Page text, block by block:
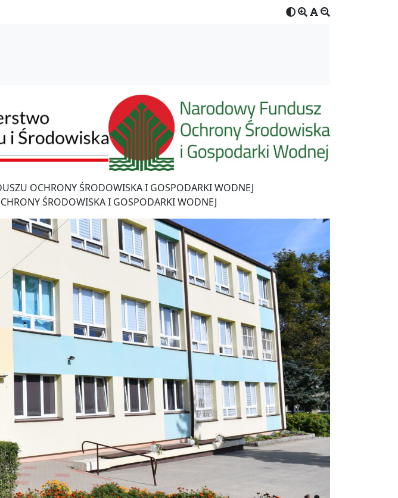
OCHRONY ŚRODOWISKA I GOSPODARKI WODNEJ
ŚRODOWISKA I GOSPODARKI WODNEJ